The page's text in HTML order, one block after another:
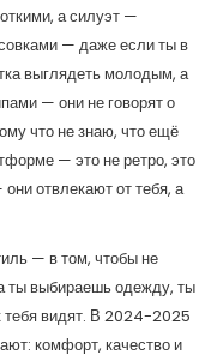
а силуэт —
— даже если ты в
выглядеть молодым, а
— они не говорят о
что не знаю, что ещё
— это не ретро, это
отвлекают от тебя, а
— в том, чтобы не
ты выбираешь одежду, ты
видят. В 2024-2025
комфорт, качество и